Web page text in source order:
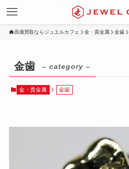
高価買取ならジュエルカフェ 金・貴金属 金歯
金歯 – category –
金・貴金属 金歯